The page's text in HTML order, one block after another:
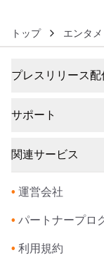
トップ エンタ
プレスリリース配
サポート
関連サービス
• 運営会社
• パートナープロ
• 利用規約